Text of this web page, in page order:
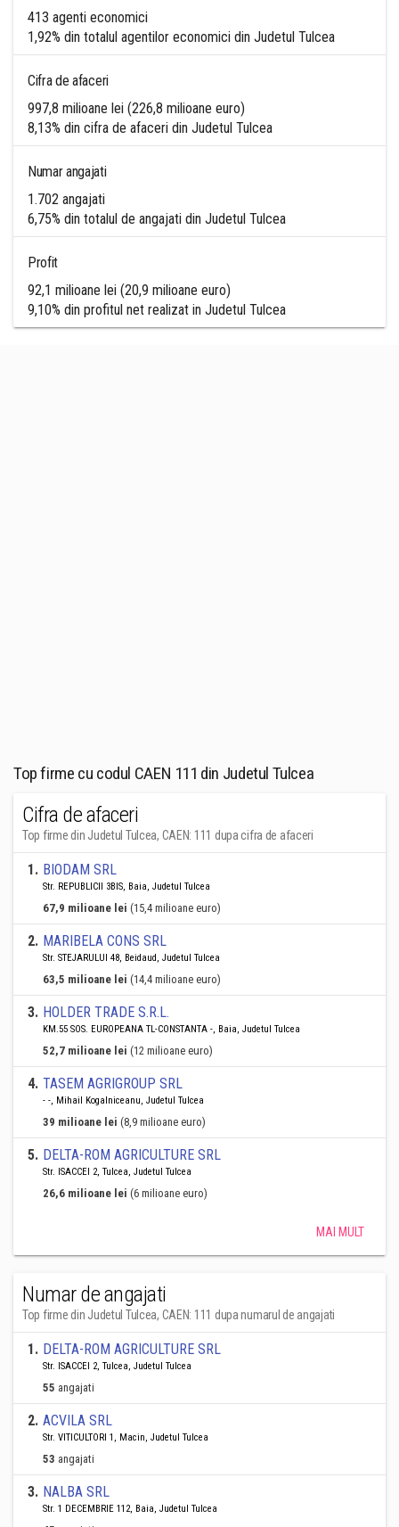
413 agenti economici
1,92% din totalul agentilor economici din Judetul Tulcea
Cifra de afaceri
997,8 milioane lei (226,8 milioane euro)
8,13% din cifra de afaceri din Judetul Tulcea
Numar angajati
1.702 angajati
6,75% din totalul de angajati din Judetul Tulcea
Profit
92,1 milioane lei (20,9 milioane euro)
9,10% din profitul net realizat in Judetul Tulcea
Top firme cu codul CAEN 111 din Judetul Tulcea
Cifra de afaceri
Top firme din Judetul Tulcea, CAEN: 111 dupa cifra de afaceri
1. BIODAM SRL
Str. REPUBLICII 3BIS, Baia, Judetul Tulcea
67,9 milioane lei (15,4 milioane euro)
2. MARIBELA CONS SRL
Str. STEJARULUI 48, Beidaud, Judetul Tulcea
63,5 milioane lei (14,4 milioane euro)
3. HOLDER TRADE S.R.L.
KM.55 SOS. EUROPEANA TL-CONSTANTA -, Baia, Judetul Tulcea
52,7 milioane lei (12 milioane euro)
4. TASEM AGRIGROUP SRL
- -, Mihail Kogalniceanu, Judetul Tulcea
39 milioane lei (8,9 milioane euro)
5. DELTA-ROM AGRICULTURE SRL
Str. ISACCEI 2, Tulcea, Judetul Tulcea
26,6 milioane lei (6 milioane euro)
MAI MULT
Numar de angajati
Top firme din Judetul Tulcea, CAEN: 111 dupa numarul de angajati
1. DELTA-ROM AGRICULTURE SRL
Str. ISACCEI 2, Tulcea, Judetul Tulcea
55 angajati
2. ACVILA SRL
Str. VITICULTORI 1, Macin, Judetul Tulcea
53 angajati
3. NALBA SRL
Str. 1 DECEMBRIE 112, Baia, Judetul Tulcea